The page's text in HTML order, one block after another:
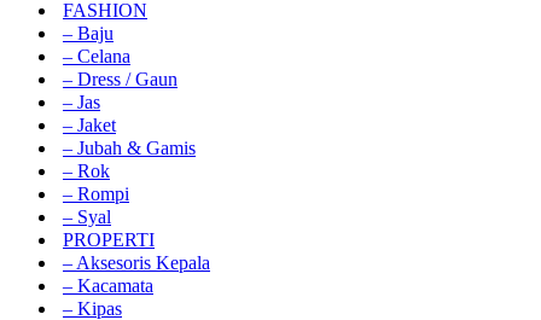
FASHION
– Baju
– Celana
– Dress / Gaun
– Jas
– Jaket
– Jubah & Gamis
– Rok
– Rompi
– Syal
PROPERTI
– Aksesoris Kepala
– Kacamata
– Kipas